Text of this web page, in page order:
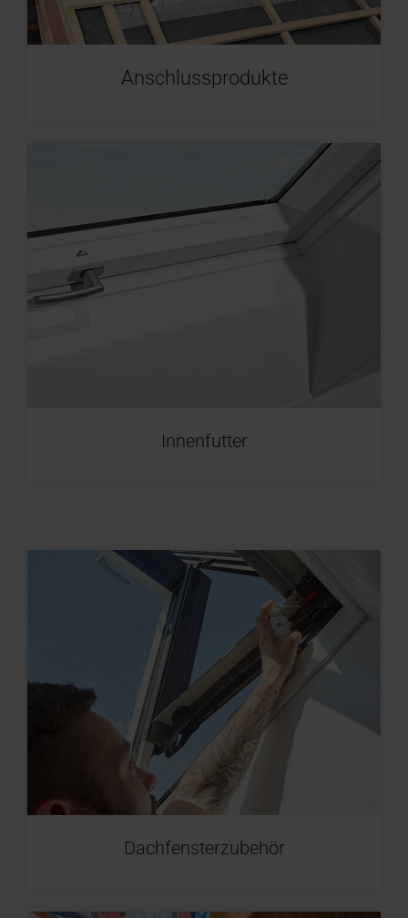
Anschlussprodukte
Innenfutter
Dachfensterzubehör